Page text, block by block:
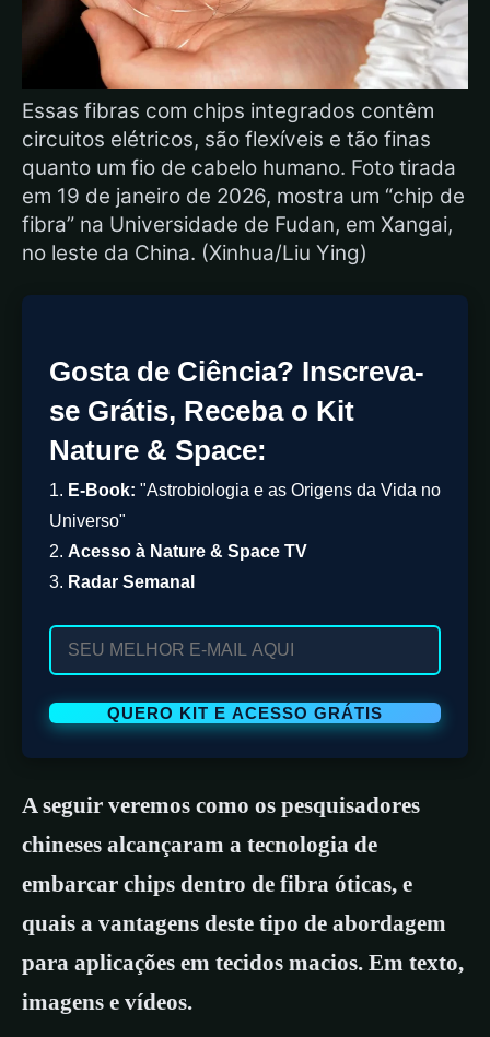
Essas fibras com chips integrados contêm
circuitos elétricos, são flexíveis e tão finas
quanto um fio de cabelo humano. Foto tirada
em 19 de janeiro de 2026, mostra um “chip de
fibra” na Universidade de Fudan, em Xangai,
no leste da China. (Xinhua/Liu Ying)
Gosta de Ciência? Inscreva-
se Grátis, Receba o Kit
Nature & Space:
1. E-Book: "Astrobiologia e as Origens da Vida no
Universo"
2. Acesso à Nature & Space TV
3. Radar Semanal
A seguir veremos como os pesquisadores
chineses alcançaram a tecnologia de
embarcar chips dentro de fibra óticas, e
quais a vantagens deste tipo de abordagem
para aplicações em tecidos macios. Em texto,
imagens e vídeos.